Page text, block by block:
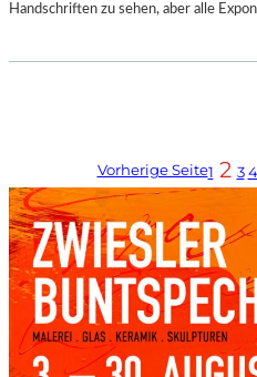
Handschriften zu sehen, aber alle
Vorherige Seite1 2 3 4